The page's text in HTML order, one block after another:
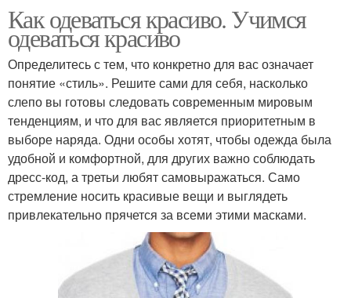
Как одеваться красиво. Учимся
одеваться красиво
Определитесь с тем, что конкретно для вас означает
понятие «стиль». Решите сами для себя, насколько
слепо вы готовы следовать современным мировым
тенденциям, и что для вас является приоритетным в
выборе наряда. Одни особы хотят, чтобы одежда была
удобной и комфортной, для других важно соблюдать
дресс-код, а третьи любят самовыражаться. Само
стремление носить красивые вещи и выглядеть
привлекательно прячется за всеми этими масками.